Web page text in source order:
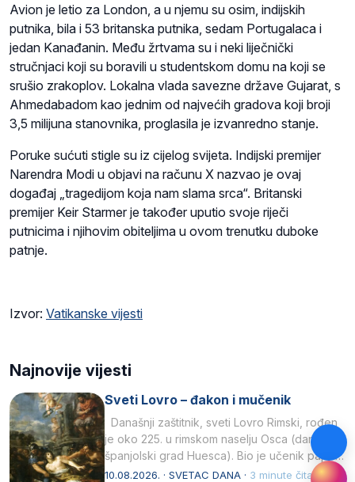
Avion je letio za London, a u njemu su osim, indijskih
putnika, bila i 53 britanska putnika, sedam Portugalaca i
jedan Kanađanin. Među žrtvama su i neki liječnički
stručnjaci koji su boravili u studentskom domu na koji se
srušio zrakoplov. Lokalna vlada savezne države Gujarat, s
Ahmedabadom kao jednim od najvećih gradova koji broji ​​
3,5 milijuna stanovnika, proglasila je izvanredno stanje.
Poruke sućuti stigle su iz cijelog svijeta. Indijski premijer
Narendra Modi u objavi na računu X nazvao je ovaj
događaj „tragedijom koja nam slama srca“. Britanski
premijer Keir Starmer je također uputio svoje riječi
putnicima i njihovim obiteljima u ovom trenutku duboke
patnje.
Izvor: Vatikanske vijesti
Najnovije vijesti
Sveti Lovro – đakon i mučenik
Današnji zaštitnik, sveti Lovro Rimski, rođen
je oko 225. u rimskom naselju Osca (danas
španjolski grad Huesca). Bio je učenik pape…
10.08.2026. · SVETAC DANA · 3 minute čitanja